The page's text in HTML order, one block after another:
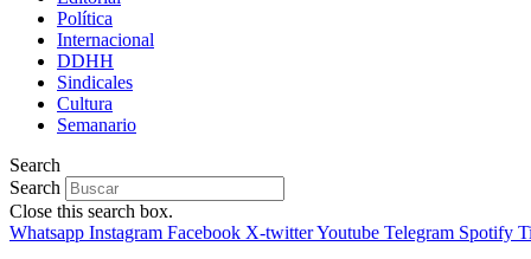
Política
Internacional
DDHH
Sindicales
Cultura
Semanario
Search
Search
Close this search box.
Whatsapp Instagram Facebook X-twitterYoutube Telegram Spotify